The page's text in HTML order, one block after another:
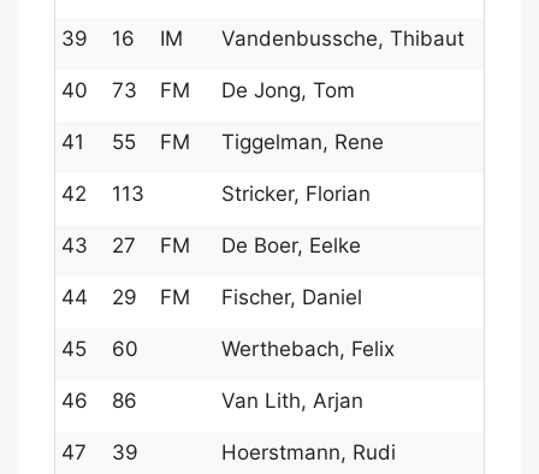
39 16 IM Vandenbussche, Thibaut
40 73 FM De Jong, Tom
41 55 FM Tiggelman, Rene
42 113 Stricker, Florian
43 27 FM De Boer, Eelke
44 29 FM Fischer, Daniel
45 60 Werthebach, Felix
46 86 Van Lith, Arjan
47 39 Hoerstmann, Rudi